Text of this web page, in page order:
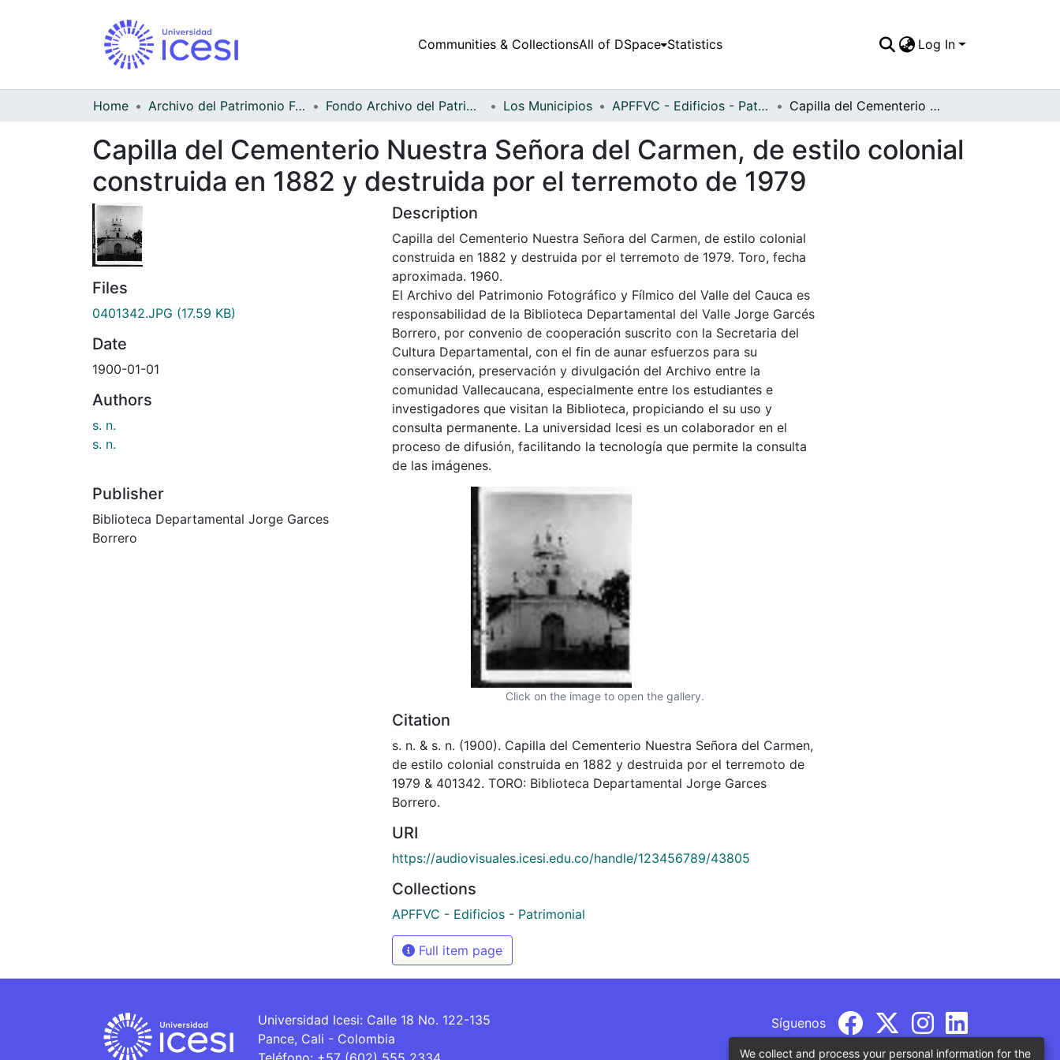
Communities & CollectionsAll of DSpace Statistics Log In
Home Archivo del Patrimonio Fotográfico y Fílmico del Valle del Cauca Fondo Archivo del Patrimonio Fotográfico y Fílmico del Valle del Cauca Los Municipios APFFVC - Edificios - Patrimonial Capilla del Cementerio Nuestra Señora del Carmen, de estilo colonial construida en 1882 y destruida por el terremoto de 1979
Capilla del Cementerio Nuestra Señora del Carmen, de estilo colonial
construida en 1882 y destruida por el terremoto de 1979
Files
0401342.JPG (17.59 KB)
Date
1900-01-01
Authors
s. n.
s. n.
Publisher
Biblioteca Departamental Jorge Garces
Borrero
Description
Capilla del Cementerio Nuestra Señora del Carmen, de estilo colonial
construida en 1882 y destruida por el terremoto de 1979. Toro, fecha
aproximada. 1960.
El Archivo del Patrimonio Fotográfico y Fílmico del Valle del Cauca es
responsabilidad de la Biblioteca Departamental del Valle Jorge Garcés
Borrero, por convenio de cooperación suscrito con la Secretaria del
Cultura Departamental, con el fin de aunar esfuerzos para su
conservación, preservación y divulgación del Archivo entre la
comunidad Vallecaucana, especialmente entre los estudiantes e
investigadores que visitan la Biblioteca, propiciando el su uso y
consulta permanente. La universidad Icesi es un colaborador en el
proceso de difusión, facilitando la tecnología que permite la consulta
de las imágenes.
Click on the image to open the gallery.
Citation
s. n. & s. n. (1900). Capilla del Cementerio Nuestra Señora del Carmen,
de estilo colonial construida en 1882 y destruida por el terremoto de
1979 & 401342. TORO: Biblioteca Departamental Jorge Garces
Borrero.
URI
https://audiovisuales.icesi.edu.co/handle/123456789/43805
Collections
APFFVC - Edificios - Patrimonial
Full item page
Universidad Icesi: Calle 18 No. 122-135
Pance, Cali - Colombia
Síguenos
We collect and process your personal information for the